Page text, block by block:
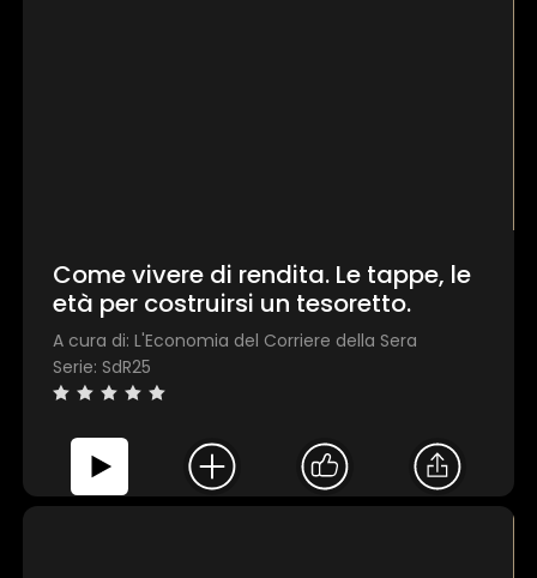
Come vivere di rendita. Le tappe, le
età per costruirsi un tesoretto.
A cura di: L'Economia del Corriere della Sera
Serie: SdR25